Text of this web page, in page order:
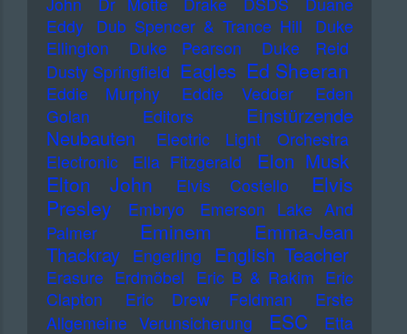
Eddy
Dub Spencer & Trance Hill
Duke
Ellington
Duke Pearson
Duke Reid
Dusty Springfield Eagles Ed Sheeran
Eddie Murphy Eddie Vedder
Eden
Golan
Editors
Einstürzende
Neubauten
Electric Light Orchestra
Electronic
Ella Fitzgerald Elon Musk
Elton John Elvis Costello
Elvis
Presley
Embryo
Emerson Lake And
Palmer
Eminem
Emma-Jean
Thackray
Engerling English Teacher
Erasure Erdmöbel Eric B & Rakim Eric
Clapton
Eric Drew Feldman
Erste
Allgemeine Verunsicherung
ESC
Etta